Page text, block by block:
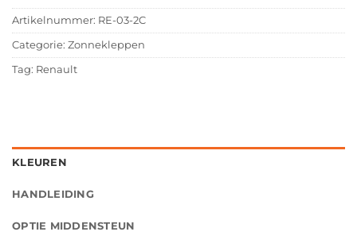
Artikelnummer: RE-03-2C
Categorie: Zonnekleppen
Tag: Renault
KLEUREN
HANDLEIDING
OPTIE MIDDENSTEUN